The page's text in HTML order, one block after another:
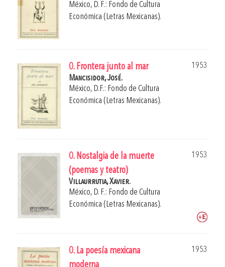
México, D. F.: Fondo de Cultura
Económica (Letras Mexicanas).
0. Frontera junto al mar
1953
Mancisidor, José.
México, D.F.: Fondo de Cultura
Económica (Letras Mexicanas).
0. Nostalgia de la muerte
(poemas y teatro)
1953
Villaurrutia, Xavier.
México, D. F.: Fondo de Cultura
Económica (Letras Mexicanas).
0. La poesía mexicana
1953